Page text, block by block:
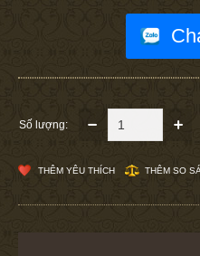
Số lượng:
THÊM YÊU THÍCH THÊM SO